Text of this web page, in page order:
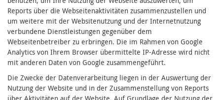
Reports über die Webseitenaktivitäten zusammenzustellen und
um weitere mit der Websitenutzung und der Internetnutzung
verbundene Dienstleistungen gegenüber dem
Webseitenbetreiber zu erbringen. Die im Rahmen von Google
Analytics von Ihrem Browser übermittelte IP-Adresse wird nicht
mit anderen Daten von Google zusammengeführt.
Die Zwecke der Datenverarbeitung liegen in der Auswertung der
Nutzung der Website und in der Zusammenstellung von Reports